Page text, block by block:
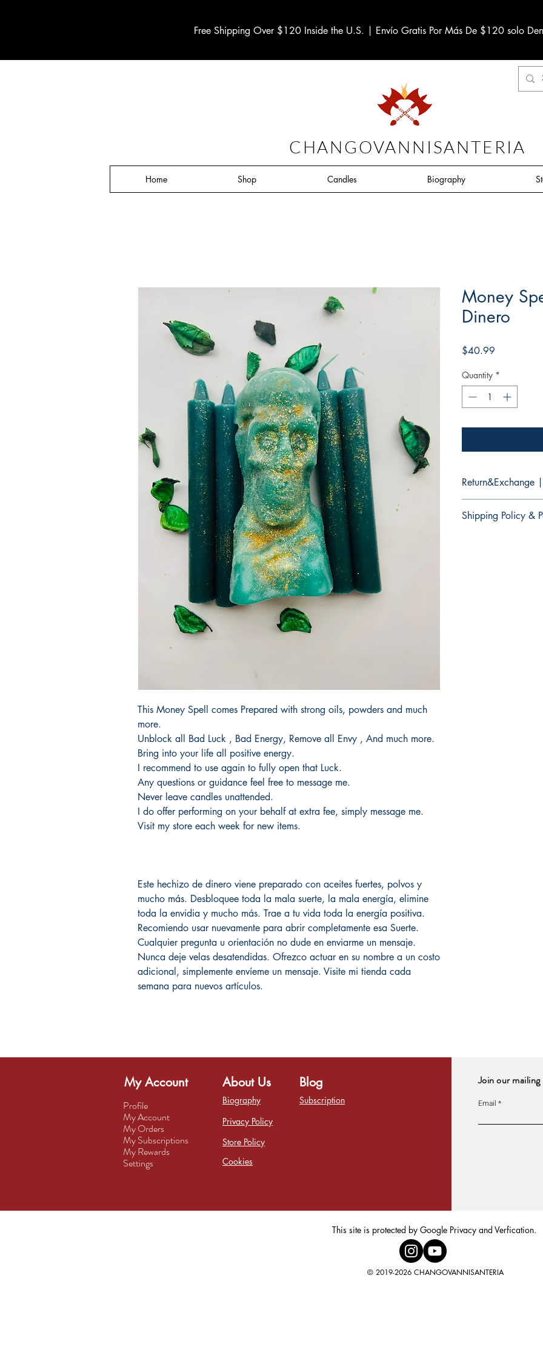
Free Shipping Over $120 Inside the U.S. | Envío Gratis Por Más De $120 solo
CHANGOVANNISANTERIA
Home Shop Candles Biography
This Money Spell comes Prepared with strong oils, powders and much
more.
Unblock all Bad Luck , Bad Energy, Remove all Envy , And much more.
Bring into your life all positive energy.
I recommend to use again to fully open that Luck.
Any questions or guidance feel free to message me.
Never leave candles unattended.
I do offer performing on your behalf at extra fee, simply message me.
Visit my store each week for new items.
Este hechizo de dinero viene preparado con aceites fuertes, polvos y
mucho más. Desbloquee toda la mala suerte, la mala energía, elimine
toda la envidia y mucho más. Trae a tu vida toda la energía positiva.
Recomiendo usar nuevamente para abrir completamente esa Suerte.
Cualquier pregunta u orientación no dude en enviarme un mensaje.
Nunca deje velas desatendidas. Ofrezco actuar en su nombre a un costo
adicional, simplemente envíeme un mensaje. Visite mi tienda cada
semana para nuevos artículos.
Money
Dinero
$40.99
Quantity *
Return&Exchange
No hay devoluciones
Shipping Policy &
My Account
Profile
My Account
My Orders
My Subscriptions
My Rewards
Settings
About Us
Biography
Privacy Policy
Store Policy
Cookies
Blog
Subscription
Join our
Email
This site is protected by Google Privacy and Verfication.
© 2019-2026 CHANGOVANNISANTERIA